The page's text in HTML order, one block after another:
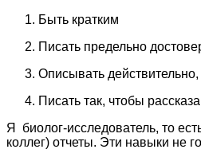
Быть кратким
Писать предельно
Описывать
Писать так, чтобы
Я биолог-исследователь, то
коллег) отчеты. Эти навыки не